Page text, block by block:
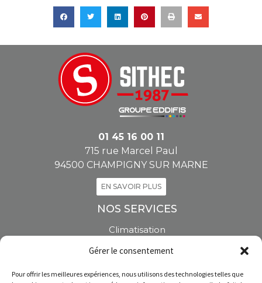
Gérer le consentement
Pour offrir les meilleures expériences, nous utilisons des technologies telles que
01 45 16 00 11
715 rue Marcel Paul
94500 CHAMPIGNY SUR MARNE
EN SAVOIR PLUS
NOS SERVICES
Climatisation
Vente de climatiseurs
Entretien climatisation